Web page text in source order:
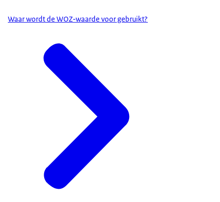
Waar wordt de WOZ-waarde voor gebruikt?